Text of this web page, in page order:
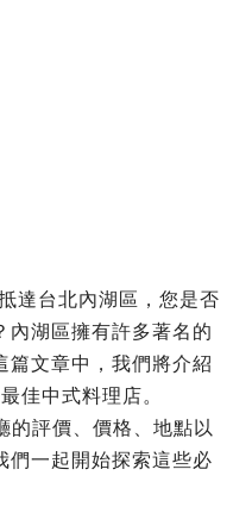
達台北內湖區，您是否
內湖區擁有許多著名的
篇文章中，我們將介紹
佳中式料理店。
的評價、價格、地點以
們一起開始探索這些必